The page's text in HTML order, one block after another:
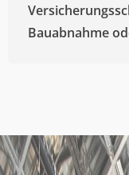
Bauabnahme